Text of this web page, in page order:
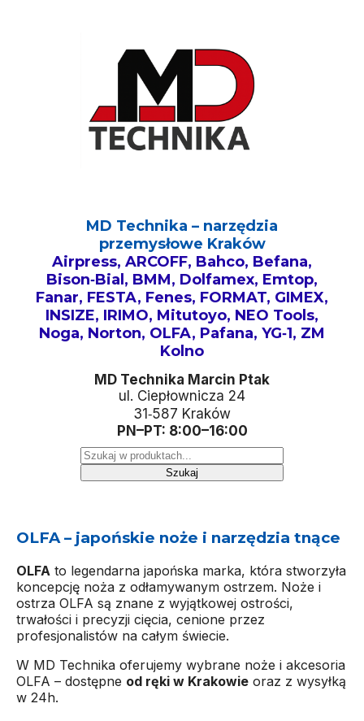
MD Technika – narzędzia
przemysłowe Kraków
Airpress, ARCOFF, Bahco, Befana,
Bison‑Bial, BMM, Dolfamex, Emtop,
Fanar, FESTA, Fenes, FORMAT, GIMEX,
INSIZE, IRIMO, Mitutoyo, NEO Tools,
Noga, Norton, OLFA, Pafana, YG‑1, ZM
Kolno
MD Technika Marcin Ptak
ul. Ciepłownicza 24
31‑587 Kraków
PN–PT: 8:00–16:00
Szukaj
OLFA – japońskie noże i narzędzia tnące
OLFA to legendarna japońska marka, która stworzyła
koncepcję noża z odłamywanym ostrzem. Noże i
ostrza OLFA są znane z wyjątkowej ostrości,
trwałości i precyzji cięcia, cenione przez
profesjonalistów na całym świecie.
W MD Technika oferujemy wybrane noże i akcesoria
OLFA – dostępne od ręki w Krakowie oraz z wysyłką
w 24h.